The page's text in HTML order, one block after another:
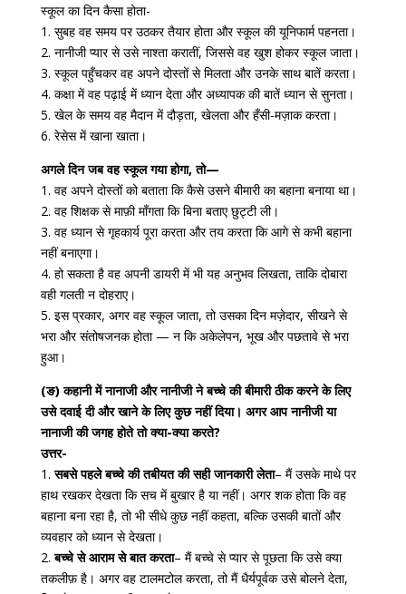
स्कूल का दिन कैसा होता-
1. सुबह वह समय पर उठकर तैयार होता और स्कूल की यूनिफार्म पहनता।
2. नानीजी प्यार से उसे नाश्ता करातीं, जिससे वह खुश होकर स्कूल जाता।
3. स्कूल पहुँचकर वह अपने दोस्तों से मिलता और उनके साथ बातें करता।
4. कक्षा में वह पढ़ाई में ध्यान देता और अध्यापक की बातें ध्यान से सुनता।
5. खेल के समय वह मैदान में दौड़ता, खेलता और हँसी-मज़ाक करता।
6. रेसेस में खाना खाता।
अगले दिन जब वह स्कूल गया होगा, तो—
1. वह अपने दोस्तों को बताता कि कैसे उसने बीमारी का बहाना बनाया था।
2. वह शिक्षक से माफ़ी माँगता कि बिना बताए छुट्टी ली।
3. वह ध्यान से गृहकार्य पूरा करता और तय करता कि आगे से कभी बहाना
नहीं बनाएगा।
4. हो सकता है वह अपनी डायरी में भी यह अनुभव लिखता, ताकि दोबारा
वही गलती न दोहराए।
5. इस प्रकार, अगर वह स्कूल जाता, तो उसका दिन मज़ेदार, सीखने से
भरा और संतोषजनक होता — न कि अकेलेपन, भूख और पछतावे से भरा
हुआ।
(ङ) कहानी में नानाजी और नानीजी ने बच्चे की बीमारी ठीक करने के लिए
उसे दवाई दी और खाने के लिए कुछ नहीं दिया। अगर आप नानीजी या
नानाजी की जगह होते तो क्या-क्या करते?
उत्तर-
1. सबसे पहले बच्चे की तबीयत की सही जानकारी लेता– मैं उसके माथे पर
हाथ रखकर देखता कि सच में बुखार है या नहीं। अगर शक होता कि वह
बहाना बना रहा है, तो भी सीधे कुछ नहीं कहता, बल्कि उसकी बातों और
व्यवहार को ध्यान से देखता।
2.बच्चे से आराम से बात करता– मैं बच्चे से प्यार से पूछता कि उसे क्या
तकलीफ़ है। अगर वह टालमटोल करता, तो मैं धैर्यपूर्वक उसे बोलने देता,